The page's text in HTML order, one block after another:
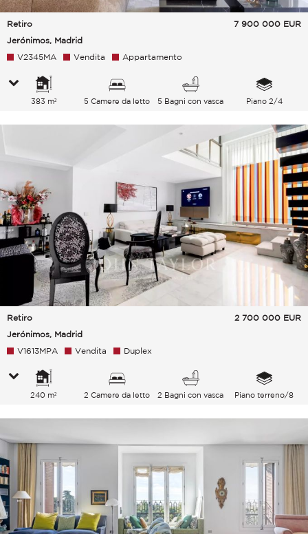
Retiro
Jerónimos, Madrid
7 900 000 EUR
V2345MA Vendita Appartamento
383 m² 5 Camere da letto 5 Bagni con vasca Piano 2/4
Retiro
Jerónimos, Madrid
2 700 000 EUR
V1613MPA Vendita Duplex
240 m² 2 Camere da letto 2 Bagni con vasca Piano terreno/8